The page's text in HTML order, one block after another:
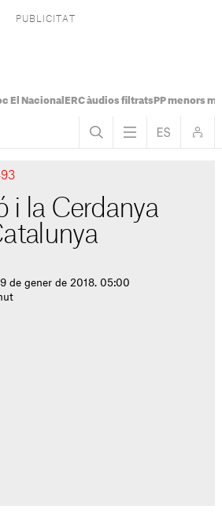
El Nacional ERC àudios filtratsPP menors
i la Cerdanya
de gener de 2018. 05:00